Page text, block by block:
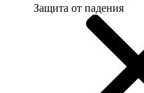
Защита от падения